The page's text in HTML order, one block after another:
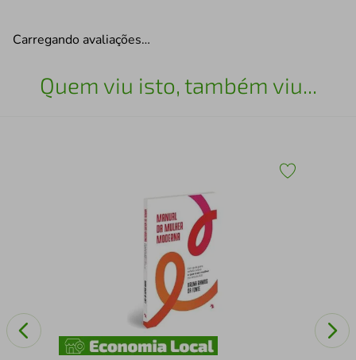
Carregando avaliações…
Quem viu isto, também viu...